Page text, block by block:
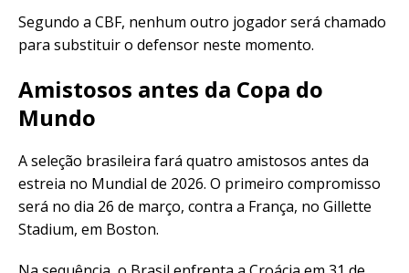
Segundo a CBF, nenhum outro jogador será chamado
para substituir o defensor neste momento.
Amistosos antes da Copa do
Mundo
A seleção brasileira fará quatro amistosos antes da
estreia no Mundial de 2026. O primeiro compromisso
será no dia 26 de março, contra a França, no Gillette
Stadium, em Boston.